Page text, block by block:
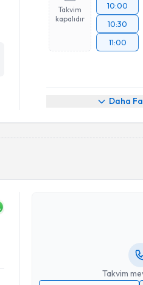
Takvim
kapalıdır
10:00
10:30
11:00
Daha
Takvim